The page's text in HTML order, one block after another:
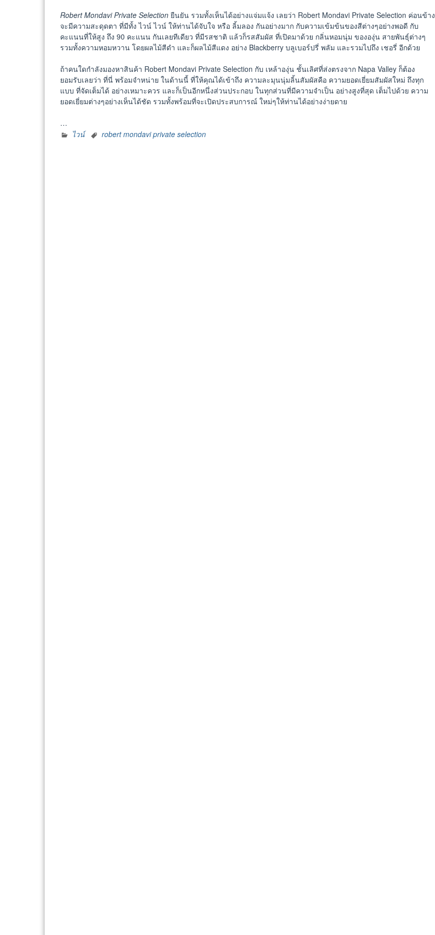
Robert Mondavi Private Selection ยืนยัน รวมทั้งเห็นได้อย่างแจ่มแจ้ง เลยว่า Robert Mondavi Private Selection ค่อนข้าง
จะมีความสะดุดตา ที่มีทั้ง ไวน์ ไวน์ ให้ท่านได้จับใจ หรือ ลิ้มลอง กันอย่างมาก กับความเข้มข้นของสีต่างๆอย่างพอดี กับ
คะแนนที่ให้สูง ถึง 90 คะแนน กันเลยทีเดียว ที่มีรสชาติ แล้วก็รสสัมผัส ที่เปิดมาด้วย กลิ่นหอมนุ่ม ขององุ่น สายพันธุ์ต่างๆ
รวมทั้งความหอมหวาน โดยผลไม้สีดำ และก็ผลไม้สีแดง อย่าง Blackberry บลูเบอร์ปรี่ พลัม และรวมไปถึง เชอรี่ อีกด้วย
ถ้าคนใดกำลังมองหาสินค้า Robert Mondavi Private Selection กับ เหล้าองุ่น ชั้นเลิศที่ส่งตรงจาก Napa Valley ก็ต้อง
ยอมรับเลยว่า ที่นี่ พร้อมจำหน่าย ในด้านนี้ ที่ให้คุณได้เข้าถึง ความละมุนนุ่มลิ้นสัมผัสคือ ความยอดเยี่ยมสัมผัสใหม่ ถึงทุก
แบบ ที่จัดเต็มได้ อย่างเหมาะควร และก็เป็นอีกหนึ่งส่วนประกอบ ในทุกส่วนที่มีความจำเป็น อย่างสูงที่สุด เต็มไปด้วย ความ
ยอดเยี่ยมต่างๆอย่างเห็นได้ชัด รวมทั้งพร้อมที่จะเปิดประสบการณ์ ใหม่ๆให้ท่านได้อย่างง่ายดาย
…
ไวน์
robert mondavi private selection